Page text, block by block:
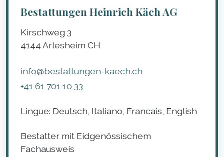
Bestattungen Heinrich Käch AG
Kirschweg 3
4144Arlesheim CH
info@bestattungen-kaech.ch
+41 61 701 10 33
Lingue: Deutsch, Italiano, Francais, English
Bestatter mit Eidgenössischem
Fachausweis